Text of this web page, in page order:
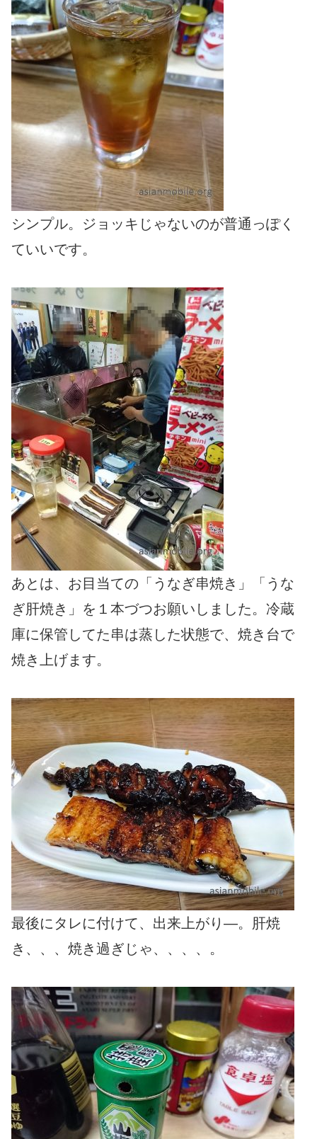
シンプル。ジョッキじゃないのが普通っぽく
ていいです。
あとは、お目当ての「うなぎ串焼き」「うな
ぎ肝焼き」を１本づつお願いしました。冷蔵
庫に保管してた串は蒸した状態で、焼き台で
焼き上げます。
最後にタレに付けて、出来上がり―。肝焼
き、、、焼き過ぎじゃ、、、、。